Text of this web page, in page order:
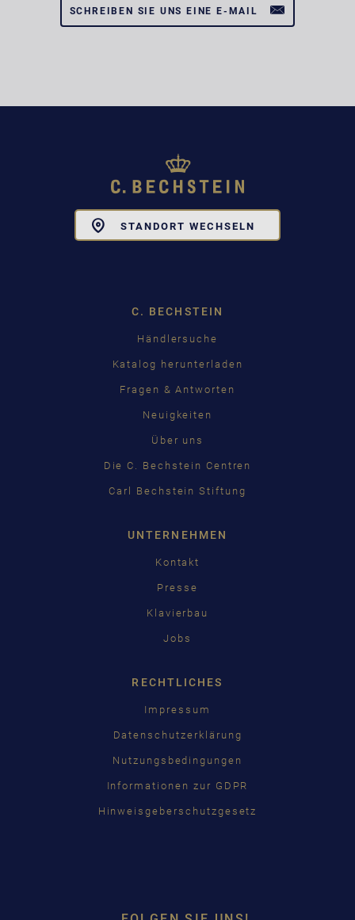
SCHREIBEN SIE UNS EINE E-MAIL
STANDORT WECHSELN
C. BECHSTEIN
Händlersuche
Katalog herunterladen
Fragen & Antworten
Neuigkeiten
Über uns
Die C. Bechstein Centren
Carl Bechstein Stiftung
UNTERNEHMEN
Kontakt
Presse
Klavierbau
Jobs
RECHTLICHES
Impressum
Datenschutzerklärung
Nutzungsbedingungen
Informationen zur GDPR
Hinweisgeberschutzgesetz